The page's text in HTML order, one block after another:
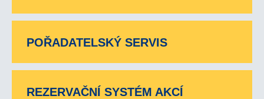
POŘADATELSKÝ SERVIS
REZERVAČNÍ SYSTÉM AKCÍ